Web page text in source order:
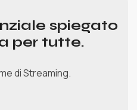
spiegato
per tutte.
di Streaming.